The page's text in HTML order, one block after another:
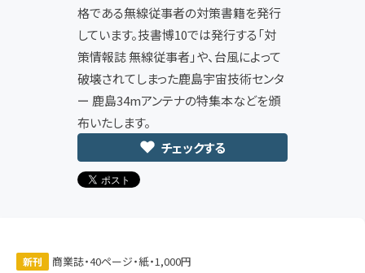
格である無線従事者の対策書籍を発行
しています。技書博10では発行する「対
策情報誌 無線従事者」や、台風によって
破壊されてしまった鹿島宇宙技術センタ
ー 鹿島34mアンテナの特集本などを頒
布いたします。
チェックする
新刊 商業誌・40ページ・紙・1,000円